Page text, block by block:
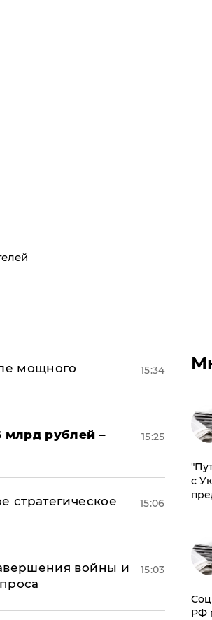
мощного
15:34
млрд рублей –
15:25
стратегическое
15:06
войны и
15:03
с
РФ